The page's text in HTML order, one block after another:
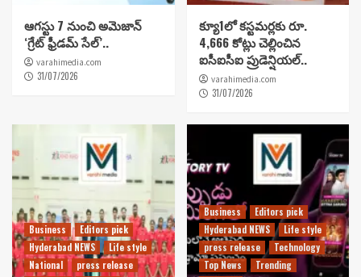
ఆగస్టు 7 నుంచి అమెజాన్
‘గ్రేట్ ఫ్రీడమ్ సేల్’..
varahimedia.com
31/07/2026
క్యూ1లో కస్టమర్లకు రూ.
4,666 కోట్లు చెల్లించిన
ఐసీఐసీఐ ప్రుడెన్షియల్..
varahimedia.com
31/07/2026
Business
Editors pick
Hyderabad NEWS
Life style
National
press release
Business
Editors pick
Hyderabad NEWS
Life style
press release
Technology
Top News
Trending